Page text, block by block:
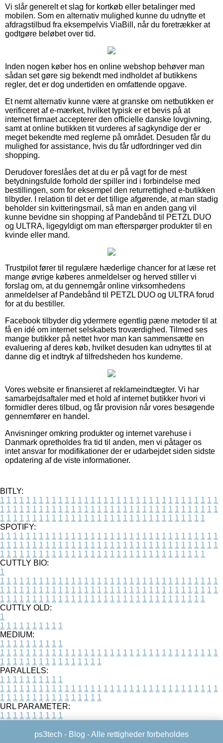
Vi slår generelt et slag for kortkøb eller betalinger med
mobilen. Som en alternativ mulighed kunne du udnytte et
afdragstilbud fra eksempelvis ViaBill, når du foretrækker at
godtgøre beløbet over tid.
Inden nogen køber hos en online webshop behøver man
sådan set gøre sig bekendt med indholdet af butikkens
regler, det er dog undertiden en omfattende opgave.
Et nemt alternativ kunne være at granske om netbutikken er
verificeret af e-mærket, hvilket typisk er et bevis på at
internet firmaet accepterer den officielle danske lovgivning,
samt at online butikken tit vurderes af sagkyndige der er
meget bekendte med reglerne på området. Desuden får du
mulighed for assistance, hvis du får udfordringer ved din
shopping.
Derudover foreslåes det at du er på vagt for de mest
betydningsfulde forhold der spiller ind i forbindelse med
bestillingen, som for eksempel den returrettighed e-butikken
tilbyder. I relation til det er det tillige afgørende, at man stadig
beholder sin kvitteringsmail, så man en anden gang vil
kunne bevidne sin shopping af Pandebånd til PETZL DUO
og ULTRA, ligegyldigt om man efterspørger produkter til en
kvinde eller mand.
Trustpilot fører til regulære hæderlige chancer for at læse ret
mange øvrige køberes anmeldelser og herved stiller vi
forslag om, at du gennemgår online virksomhedens
anmeldelser af Pandebånd til PETZL DUO og ULTRA forud
for at du bestiller.
Facebook tilbyder dig ydermere egentlig pæne metoder til at
få en idé om internet selskabets troværdighed. Tilmed ses
mange butikker på nettet hvor man kan sammensætte en
evaluering af deres køb, hvilket desuden kan udnyttes til at
danne dig et indtryk af tilfredsheden hos kunderne.
Vores website er finansieret af reklameindtægter. Vi har
samarbejdsaftaler med et hold af internet butikker hvori vi
formidler deres tilbud, og får provision når vores besøgende
gennemfører en handel.
Anvisninger omkring produkter og internet varehuse i
Danmark opretholdes fra tid til anden, men vi påtager os
intet ansvar for modifikationer der er udarbejdet siden sidste
opdatering af de viste informationer.
BITLY:
1 1 1 1 1 1 1 1 1 1 1 1 1 1 1 1 1 1 1 1 1 1 1 1 1 1 1 1 1 1 1 1 1 1
1 1 1 1 1 1 1 1 1 1 1 1 1 1 1 1 1 1 1 1 1 1 1 1 1 1 1 1 1 1 1 1 1 1
1 1 1 1 1 1 1 1 1 1 1 1 1 1 1 1 1 1 1 1 1 1 1 1 1 1 1 1 1 1 1 1
SPOTIFY:
1 1 1 1 1 1 1 1 1 1 1 1 1 1 1 1 1 1 1 1 1 1 1 1 1 1 1 1 1 1 1 1 1 1
1 1 1 1 1 1 1 1 1 1 1 1 1 1 1 1 1 1 1 1 1 1 1 1 1 1 1 1 1 1 1 1 1 1
1 1 1 1 1 1 1 1 1 1 1 1 1 1 1 1 1 1 1 1 1 1 1 1 1 1 1 1 1 1 1 1
CUTTLY BIO:
1
1 1 1 1 1 1 1 1 1 1 1 1 1 1 1 1 1 1 1 1 1 1 1 1 1 1 1 1 1 1 1 1 1 1
1 1 1 1 1 1 1 1 1 1 1 1 1 1 1 1 1 1 1 1 1 1 1 1 1 1 1 1 1 1 1 1 1 1
1 1 1 1 1 1 1 1 1 1 1 1 1 1 1 1 1 1 1 1 1 1 1 1 1 1 1 1 1 1 1 1
CUTTLY OLD:
1
1 1 1 1 1 1 1 1 1 1
MEDIUM:
1 1 1 1 1 1 1 1 1 1
1 1 1 1 1 1 1 1 1 1 1 1 1 1 1 1 1 1 1 1 1 1 1 1 1 1 1 1 1 1 1 1 1 1
1 1 1 1 1 1 1 1 1 1 1 1 1 1 1 1
PARALLELS:
1 1 1 1 1 1 1 1 1 1
1 1 1 1 1 1 1 1 1 1 1 1 1 1 1 1 1 1 1 1 1 1 1 1 1 1 1 1 1 1 1 1 1 1
1 1 1 1 1 1 1 1 1 1 1 1 1 1 1 1
URL PARAMETER:
1 1 1 1 1 1 1 1 1 1
ps3tech - Blog - Alle rettigheder forbeholdes